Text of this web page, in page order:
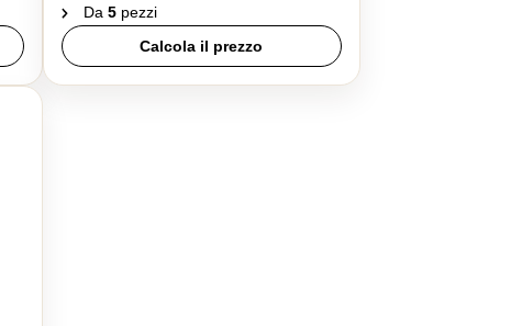
Da 5pezzi
Calcola il prezzo